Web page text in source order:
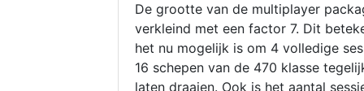
De grootte van de multiplayer
verkleind met een factor 7. Dit
het nu mogelijk is om 4 volledige
16 schepen van de 470 klasse
laten draaien. Ook is het aantal